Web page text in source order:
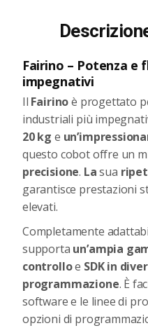
Fairino – Potenza e
impegnativi
Il Fairinoè progettato
industriali più
20 kg e
questo cobot offre un
precisione. Lasua
garantisce prestazioni
elevati.
Completamente
supporta un’ampia
controlloe SDK in
programmazione. È
software e le linee di
opzioni di